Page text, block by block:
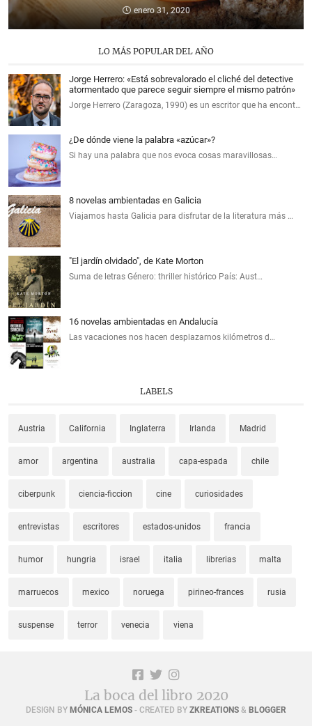
enero 31, 2020
LO MÁS POPULAR DEL AÑO
Jorge Herrero: «Está sobrevalorado el cliché del detective
atormentado que parece seguir siempre el mismo patrón»
Jorge Herrero (Zaragoza, 1990) es un escritor que ha encont…
¿De dónde viene la palabra «azúcar»?
Si hay una palabra que nos evoca cosas maravillosas…
8 novelas ambientadas en Galicia
Viajamos hasta Galicia para disfrutar de la literatura más …
"El jardín olvidado", de Kate Morton
Suma de letras Género: thriller histórico País: Aust…
16 novelas ambientadas en Andalucía
Las vacaciones nos hacen desplazarnos kilómetros d…
LABELS
Austria California Inglaterra Irlanda Madrid
amor argentina australia capa-espada chile
ciberpunk ciencia-ficcion cine curiosidades
entrevistas escritores estados-unidos francia
humor hungria israel italia librerias malta
marruecos mexico noruega pirineo-frances rusia
suspense terror venecia viena
La boca del libro 2020
DESIGN BY MÓNICA LEMOS - CREATED BY ZKREATIONS & BLOGGER